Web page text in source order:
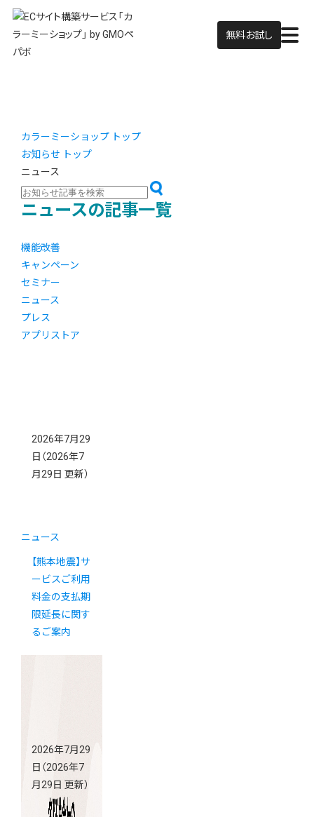
無料お試し
カラーミーショップ トップ
お知らせ トップ
ニュース
ニュースの記事一覧
機能改善
キャンペーン
セミナー
ニュース
プレス
アプリストア
2026年7月29
日 （2026年7
月29日 更新）
ニュース
【熊本地震】サ
ービスご利用
料金の支払期
限延長に関す
るご案内
2026年7月29
日 （2026年7
月29日 更新）